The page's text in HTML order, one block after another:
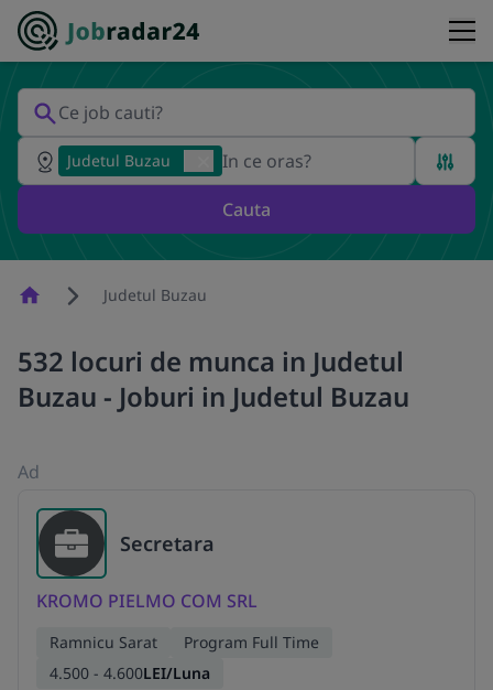
Judetul Buzau
Cauta
HomepageJudetul Buzau
532 locuri de munca in Judetul
Buzau - Joburi in Judetul Buzau
Ad
Secretara
KROMO PIELMO COM SRL
Ramnicu Sarat
Program Full Time
4.500 - 4.600LEI/Luna